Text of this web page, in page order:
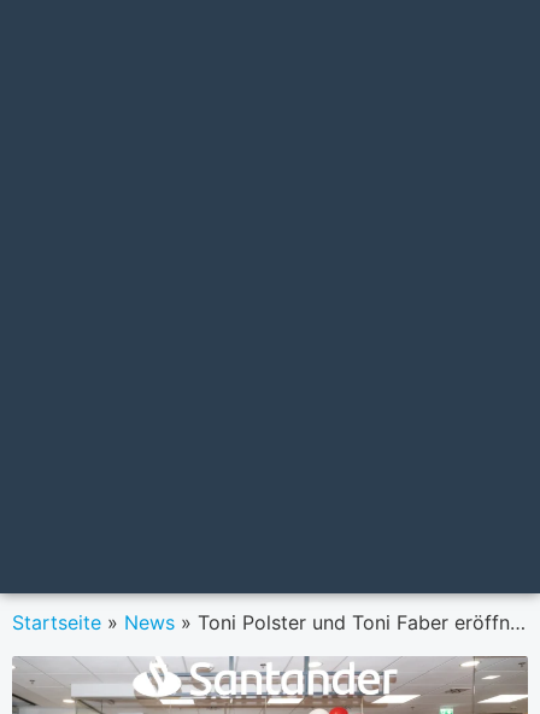
Startseite » News » Toni Polster und Toni Faber eröffnen neue Santander-Filiale in Lugner City